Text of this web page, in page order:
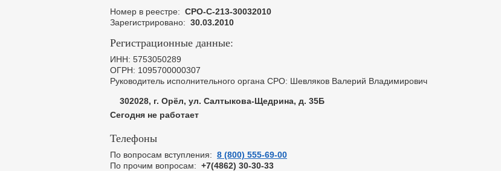
Номер в реестре: СРО-С-213-30032010
Зарегистрировано: 30.03.2010
Регистрационные данные:
ИНН: 5753050289
ОГРН: 1095700000307
Руководитель исполнительного органа СРО: Шевляков Валерий Владимирович
302028, г. Орёл, ул. Салтыкова-Щедрина, д. 35Б
Сегодня не работает
Телефоны
По вопросам вступления: 8 (800) 555-69-00
По прочим вопросам: +7(4862) 30-30-33